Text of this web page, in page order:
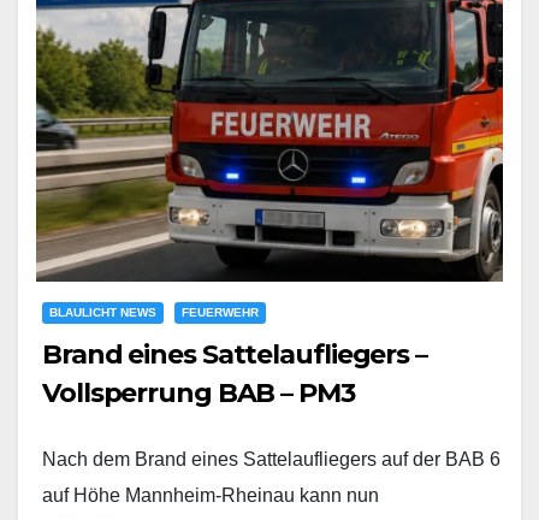
BLAULICHT NEWS FEUERWEHR
Brand eines Sattelaufliegers –
Vollsperrung BAB – PM3
Nach dem Brand eines Sattelaufliegers auf der BAB 6
auf Höhe Mannheim-Rheinau kann nun